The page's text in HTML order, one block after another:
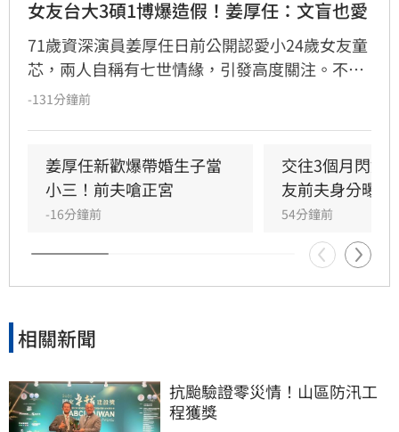
女友台大3碩1博爆造假！姜厚任：文盲也愛
71歲資深演員姜厚任日前公開認愛小24歲女友童
芯，兩人自稱有七世情緣，引發高度關注。不料
童芯隨即遭網友起底，不僅宣稱的台大「3碩1
姻史也遭挖出。面對外界排山倒海的質疑聲浪，
姜厚任展現霸氣護愛態度，強調感情不受學歷與
背景影響，更笑稱即便女友是文盲也照樣喜歡，
不受外界負面傳聞干擾，堅定捍衛這段相差39歲
的戀情。
-131分鐘前
姜厚任新歡爆帶婚生子當
小三！前夫嗆正宮
-16分鐘前
交往3個月閃婚
友前夫身分曝光
54分鐘前
相關新聞
抗颱驗證零災情！山區防汛工
程獲獎